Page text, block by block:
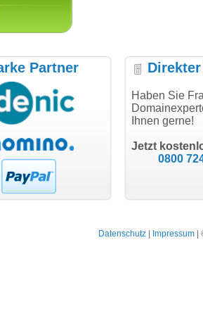
meine
gefunden zu
passt für
Janina Köck
Leben im Einklang
leben-im-einklang.de
"Super Abwicklung,
modern
Landau
Partner
Haben Sie
Ihnen gerne!
Jetzt
0800
Datenschutz Impressum |